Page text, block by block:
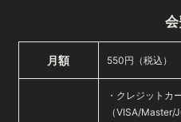
月額 550円（税込）
・クレジットカ
（VISA/Master/